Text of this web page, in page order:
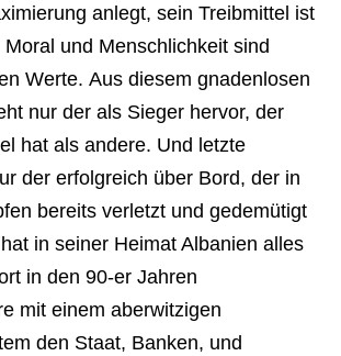
anlegt, sein Treibmittel ist
und Menschlichkeit sind
Werte. Aus diesem gnadenlosen
nur der als Sieger hervor, der
hat als andere. Und letzte
der erfolgreich über Bord, der in
bereits verletzt und gedemütigt
in seiner Heimat Albanien alles
in den 90-er Jahren
mit einem aberwitzigen
den Staat, Banken, und